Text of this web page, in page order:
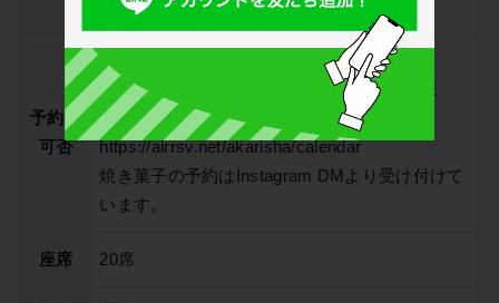
予約の
可否
喫茶予約は専用のリンクより受け付けていま
す。
https://airrsv.net/akarisha/calendar
焼き菓子の予約はInstagram DMより受け付けて
います。
座席 20席